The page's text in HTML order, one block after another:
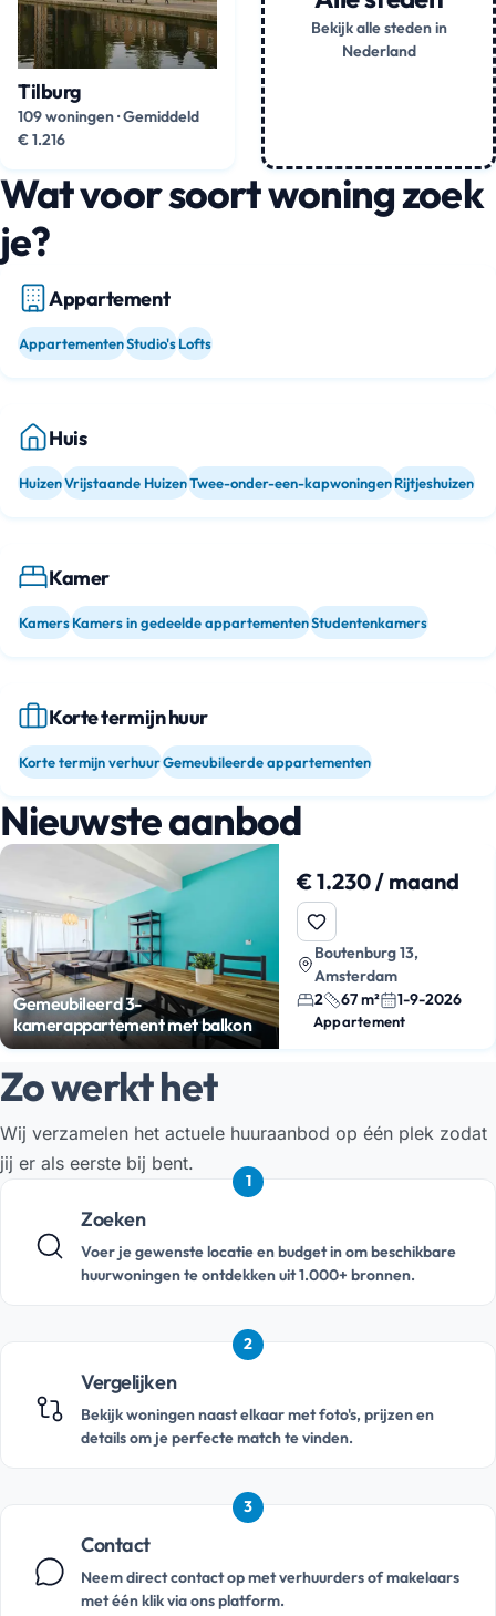
Tilburg
109 woningen·Gemiddeld
€ 1.216
Bekijk alle steden in
Nederland
Wat voor soort woning zoek
je?
Appartement
AppartementenStudio'sLofts
Huis
HuizenVrijstaande HuizenTwee-onder-een-kapwoningenRijtjeshuizen
Kamer
KamersKamers in gedeelde appartementenStudentenkamers
Korte termijn huur
Korte termijn verhuurGemeubileerde appartementen
Nieuwste aanbod
Gemeubileerd 3-
kamerappartement met balkon
€ 1.230 / maand
Boutenburg 13,
Amsterdam
2
67 m² 1-9-2026
Appartement
Zo werkt het
Wij verzamelen het actuele huuraanbod op één plek zodat
jij er als eerste bij bent.
1
Zoeken
Voer je gewenste locatie en budget in om beschikbare
huurwoningen te ontdekken uit 1.000+ bronnen.
2
Vergelijken
Bekijk woningen naast elkaar met foto's, prijzen en
details om je perfecte match te vinden.
3
Contact
Neem direct contact op met verhuurders of makelaars
met één klik via ons platform.